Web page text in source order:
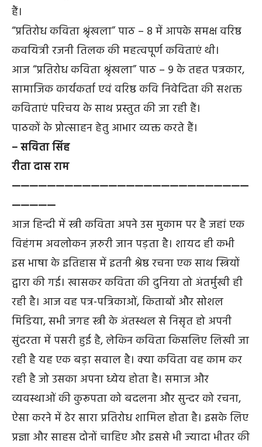
हैं।
“प्रतिरोध कविता श्रृंखला” पाठ – 8 में आपके समक्ष वरिष्ठ
कवयित्री रजनी तिलक की महत्वपूर्ण कविताएं थी।
आज “प्रतिरोध कविता श्रृंखला” पाठ – 9 के तहत पत्रकार,
सामाजिक कार्यकर्ता एवं वरिष्ठ कवि निवेदिता की सशक्त
कविताएं परिचय के साथ प्रस्तुत की जा रही हैं।
पाठकों के प्रोत्साहन हेतु आभार व्यक्त करते हैं।
– सविता सिंह
रीता दास राम
———————————————————————————
—————
आज हिन्दी में स्त्री कविता अपने उस मुकाम पर है जहां एक
विहंगम अवलोकन ज़रुरी जान पड़ता है। शायद ही कभी
इस भाषा के इतिहास में इतनी श्रेष्ठ रचना एक साथ स्त्रियों
द्वारा की गई। खासकर कविता की दुनिया तो अंतर्मुखी ही
रही है। आज वह पत्र-पत्रिकाओं, किताबों और सोशल
मिडिया, सभी जगह स्त्री के अंतस्थल से निसृत हो अपनी
सुंदरता में पसरी हुई है, लेकिन कविता किसलिए लिखी जा
रही है यह एक बड़ा सवाल है। क्या कविता वह काम कर
रही है जो उसका अपना ध्येय होता है। समाज और
व्यवस्थाओं की कुरूपता को बदलना और सुन्दर को रचना,
ऐसा करने में ढेर सारा प्रतिरोध शामिल होता है। इसके लिए
प्रज्ञा और साहस दोनों चाहिए और इससे भी ज्यादा भीतर की